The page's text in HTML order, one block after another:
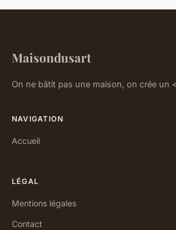
Maisondusart
On ne bâtit pas une maison, on crée un
NAVIGATION
Accueil
LÉGAL
Mentions légales
Contact